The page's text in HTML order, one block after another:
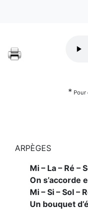
*
ARPÈGES
Mi – La – Ré –
On s’accorde
Mi – Si – Sol –
Un bouquet